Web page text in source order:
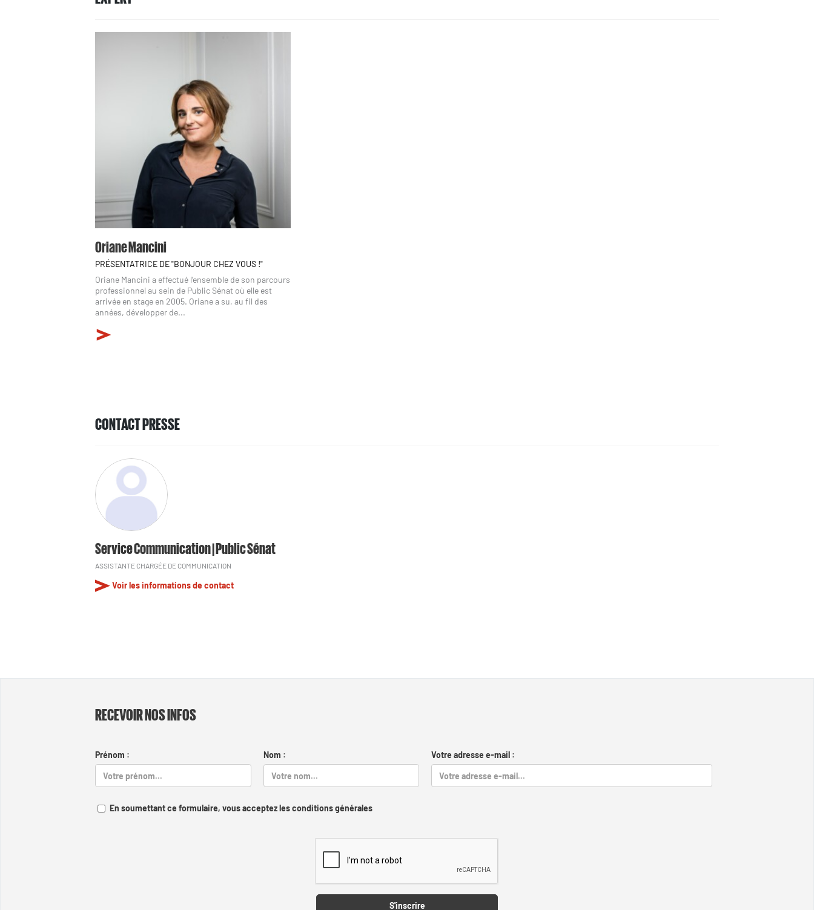
Oriane Mancini
PRÉSENTATRICE DE "BONJOUR CHEZ VOUS !"
Oriane Mancini a effectué l’ensemble de son parcours
professionnel au sein de Public Sénat où elle est
arrivée en stage en 2005. Oriane a su, au fil des
années, développer de...
CONTACT PRESSE
Service Communication | Public Sénat
ASSISTANTE CHARGÉE DE COMMUNICATION
Voir les informations de contact
RECEVOIR NOS INFOS
Prénom : Nom : Votre adresse e-mail :
En soumettant ce formulaire, vous acceptez les conditions générales
S'inscrire